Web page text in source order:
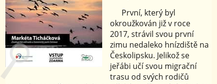
První, který byl
okroužkován již v roce
2017, strávil svou první
zimu nedaleko hnízdiště na
Českolipsku. Jelikož se
jeřábi učí svou migrační
trasu od svých rodičů